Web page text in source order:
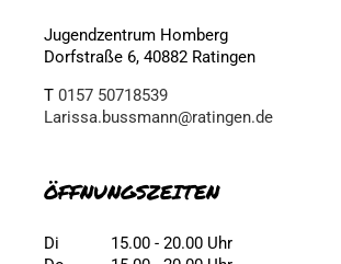
Jugendzentrum Homberg
Dorfstraße 6, 40882 Ratingen
T 0157 50718539
Larissa.bussmann@ratingen.de
ÖFFNUNGSZEITEN
Di
15.00 - 20.00 Uhr